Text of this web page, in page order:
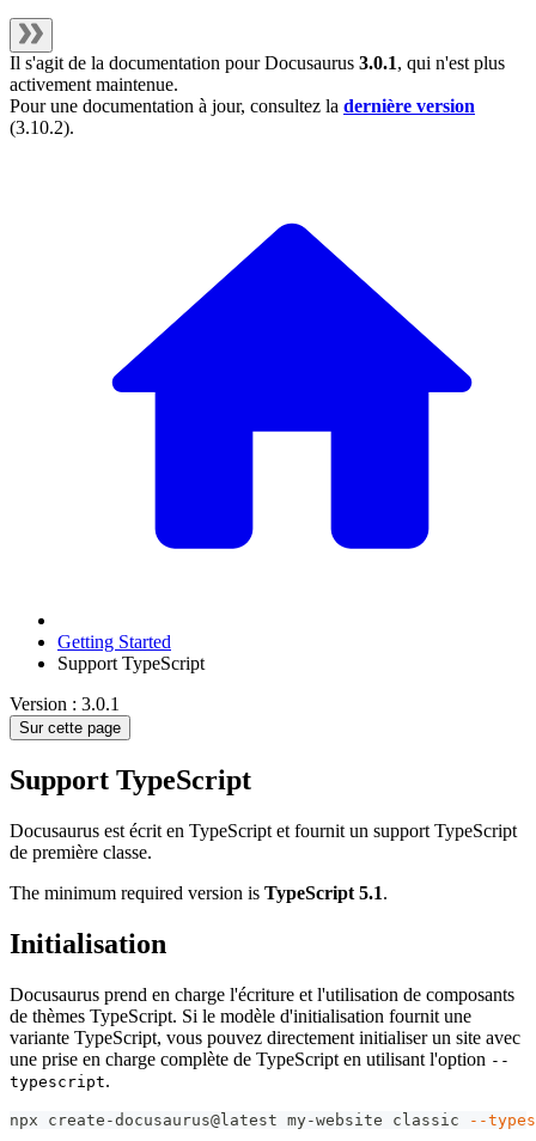
Il s'agit de la documentation pourDocusaurus 3.0.1, qui n'est plus
activement maintenue.
Pour une documentation à jour, consultez la dernière version
(3.10.2).
Getting Started
Support TypeScript
Version : 3.0.1
Sur cette page
Support TypeScript
Docusaurus est écrit en TypeScript et fournit un support TypeScript
de première classe.
The minimum required version is TypeScript 5.1.
Initialisation
Docusaurus prend en charge l'écriture et l'utilisation de composants
de thèmes TypeScript. Si le modèle d'initialisation fournit une
variante TypeScript, vous pouvez directement initialiser un site avec
une prise en charge complète de TypeScript en utilisant l'option --
typescript.
npx create-docusaurus@latest my-website classic --